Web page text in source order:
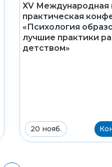
XV Международная
практическая
«Психология
лучшие практики
детством»
20 нояб.